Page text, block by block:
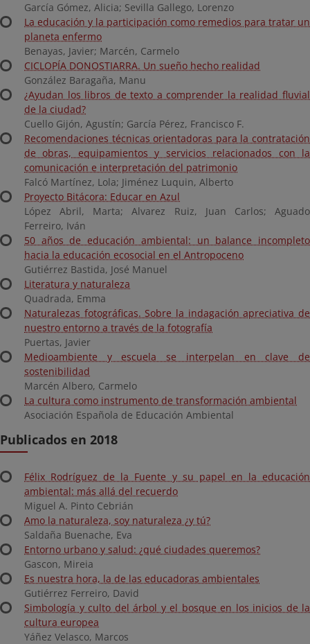
García Gómez, Alicia; Sevilla Gallego, Lorenzo
La educación y la participación como remedios para tratar un
planeta enfermo
Benayas, Javier; Marcén, Carmelo
CICLOPÍA DONOSTIARRA. Un sueño hecho realidad
González Baragaña, Manu
¿Ayudan los libros de texto a comprender la realidad fluvial
de la ciudad?
Cuello Gijón, Agustín; García Pérez, Francisco F.
Recomendaciones técnicas orientadoras para la contratación
de obras, equipamientos y servicios relacionados con la
comunicación e interpretación del patrimonio
Falcó Martínez, Lola; Jiménez Luquin, Alberto
Proyecto Bitácora: Educar en Azul
López Abril, Marta; Alvarez Ruiz, Juan Carlos; Aguado
Ferreiro, Iván
50 años de educación ambiental: un balance incompleto
hacia la educación ecosocial en el Antropoceno
Gutiérrez Bastida, José Manuel
Literatura y naturaleza
Quadrada, Emma
Naturalezas fotográficas. Sobre la indagación apreciativa de
nuestro entorno a través de la fotografía
Puertas, Javier
Medioambiente y escuela se interpelan en clave de
sostenibilidad
Marcén Albero, Carmelo
La cultura como instrumento de transformación ambiental
Asociación Española de Educación Ambiental
Publicados en 2018
Félix Rodríguez de la Fuente y su papel en la educación
ambiental: más allá del recuerdo
Miguel A. Pinto Cebrián
Amo la naturaleza, soy naturaleza ¿y tú?
Saldaña Buenache, Eva
Entorno urbano y salud: ¿qué ciudades queremos?
Gascon, Mireia
Es nuestra hora, la de las educadoras ambientales
Gutiérrez Ferreiro, David
Simbología y culto del árbol y el bosque en los inicios de la
cultura europea
Yáñez Velasco, Marcos